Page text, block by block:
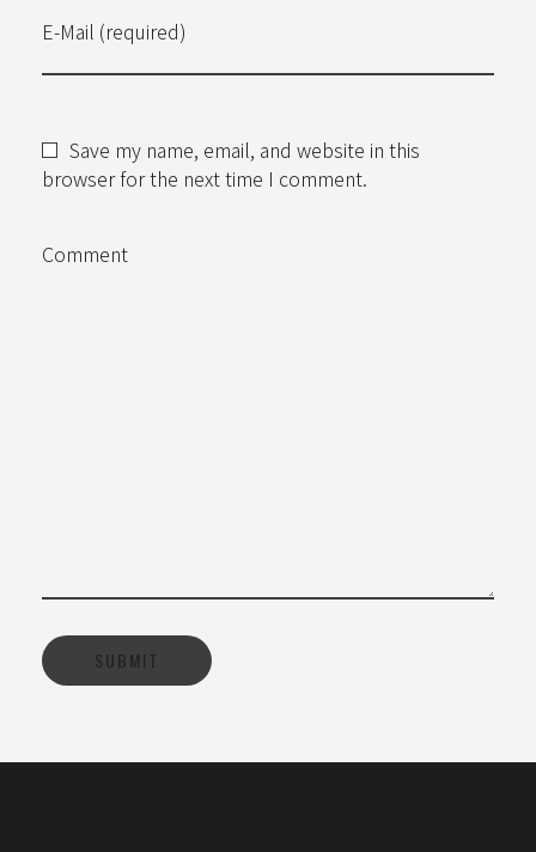
E-Mail (required)
Save my name, email, and website in this
browser for the next time I comment.
Comment